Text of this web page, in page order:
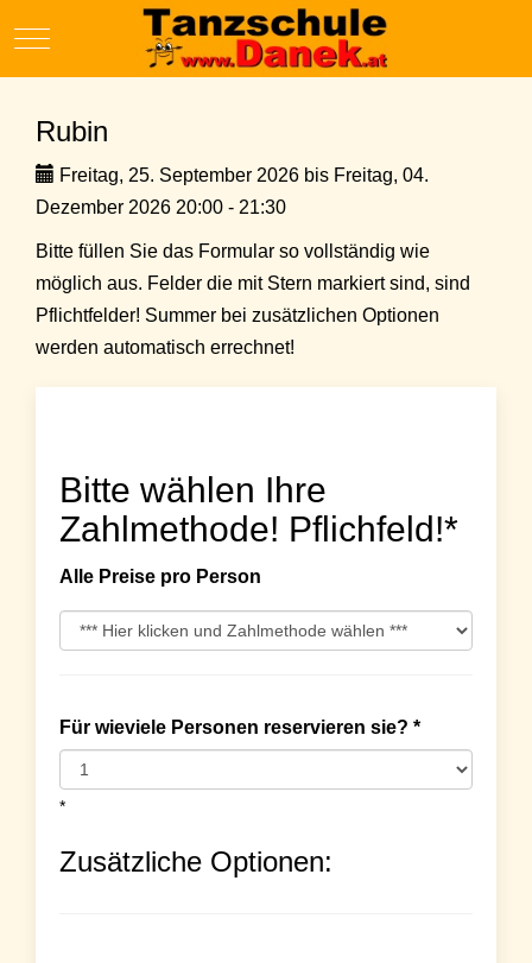
Mobile Menu Toggle
Rubin
Freitag, 25. September 2026 bis Freitag, 04.
Dezember 2026 20:00 - 21:30
Bitte füllen Sie das Formular so vollständig wie
möglich aus. Felder die mit Stern markiert sind, sind
Pflichtfelder! Summer bei zusätzlichen Optionen
werden automatisch errechnet!
Bitte wählen Ihre
Zahlmethode! Pflichfeld!*
Alle Preise pro Person
Für wieviele Personen reservieren sie? *
*
Zusätzliche Optionen: